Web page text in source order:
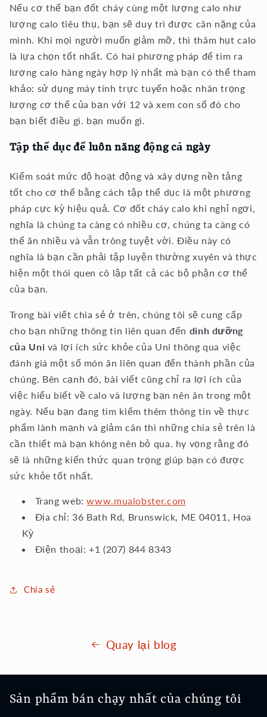
Nếu cơ thể bạn đốt cháy cùng một lượng calo như
lượng calo tiêu thụ, bạn sẽ duy trì được cân nặng của
mình. Khi mọi người muốn giảm mỡ, thì thâm hụt calo
là lựa chọn tốt nhất. Có hai phương pháp để tìm ra
lượng calo hàng ngày hợp lý nhất mà bạn có thể tham
khảo: sử dụng máy tính trực tuyến hoặc nhân trọng
lượng cơ thể của bạn với 12 và xem con số đó cho
bạn biết điều gì. bạn muốn gì.
Tập thể dục để luôn năng động cả ngày
Kiểm soát mức độ hoạt động và xây dựng nền tảng
tốt cho cơ thể bằng cách tập thể dục là một phương
pháp cực kỳ hiệu quả. Cơ đốt cháy calo khi nghỉ ngơi,
nghĩa là chúng ta càng có nhiều cơ, chúng ta càng có
thể ăn nhiều và vẫn trông tuyệt vời. Điều này có
nghĩa là bạn cần phải tập luyện thường xuyên và thực
hiện một thói quen cô lập tất cả các bộ phận cơ thể
của bạn.
Trong bài viết chia sẻ ở trên, chúng tôi sẽ cung cấp
cho bạn những thông tin liên quan đến dinh dưỡng
của Uni và lợi ích sức khỏe của Uni thông qua việc
đánh giá một số món ăn liên quan đến thành phần của
chúng. Bên cạnh đó, bài viết cũng chỉ ra lợi ích của
việc hiểu biết về calo và lượng bạn nên ăn trong một
ngày. Nếu bạn đang tìm kiếm thêm thông tin về thực
phẩm lành mạnh và giảm cân thì những chia sẻ trên là
cần thiết mà bạn không nên bỏ qua. hy vọng rằng đó
sẽ là những kiến ​​thức quan trọng giúp bạn có được
sức khỏe tốt nhất.
Trang web:www.mualobster.com
Địa chỉ: 36 Bath Rd, Brunswick, ME 04011, Hoa
Kỳ
Điện thoại: +1 (207) 844 8343
Chia sẻ
Quay lại blog
Sản phẩm bán chạy nhất của chúng tôi